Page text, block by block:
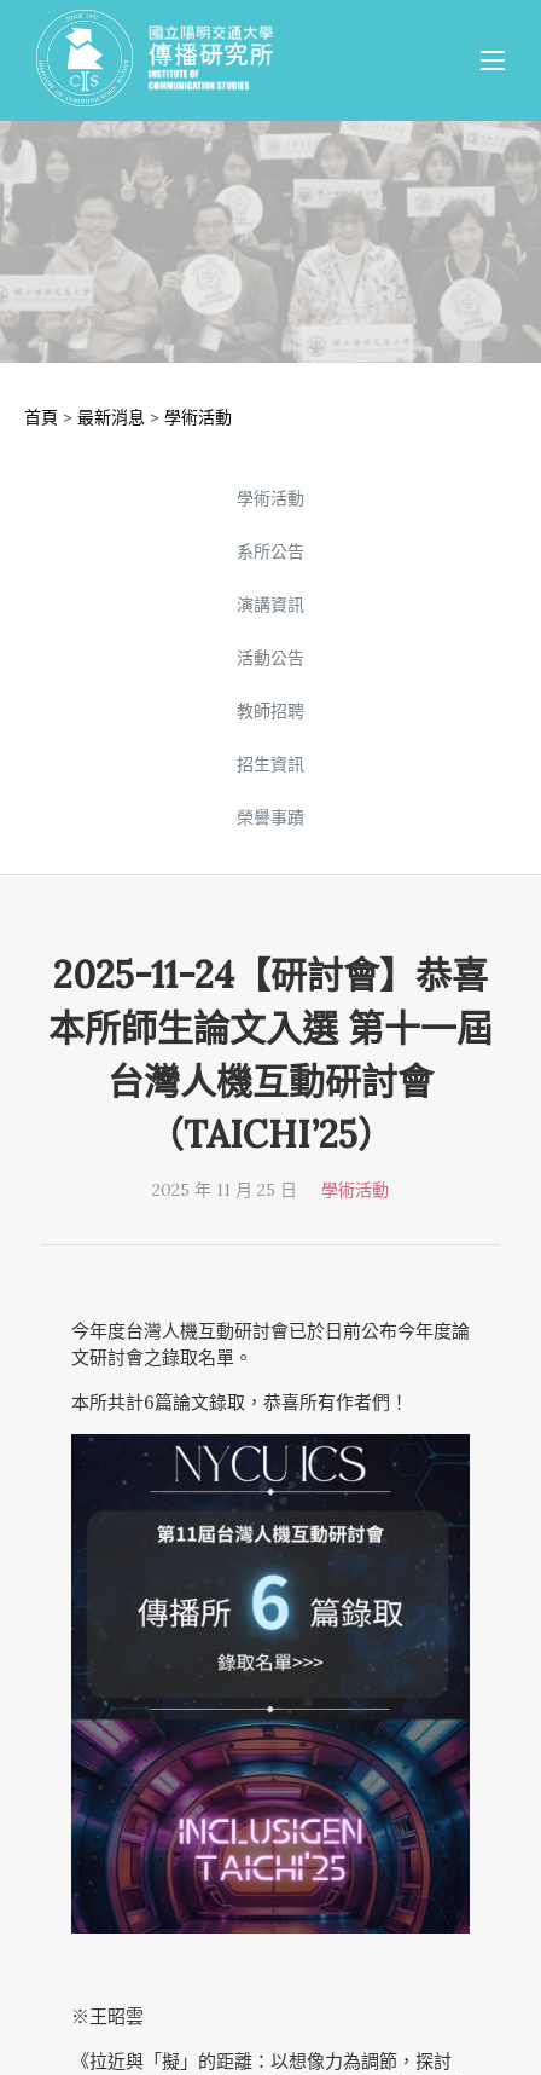
首頁 > 最新消息 > 學術活動
學術活動
系所公告
演講資訊
活動公告
教師招聘
招生資訊
榮譽事蹟
2025-11-24【研討會】恭喜
本所師生論文入選 第十一屆
台灣人機互動研討會
（TAICHI’25）
2025 年 11 月 25 日 學術活動
今年度台灣人機互動研討會已於日前公布今年度論
文研討會之錄取名單。
本所共計6篇論文錄取，恭喜所有作者們！
※王昭雲
《拉近與「擬」的距離：以想像力為調節，探討